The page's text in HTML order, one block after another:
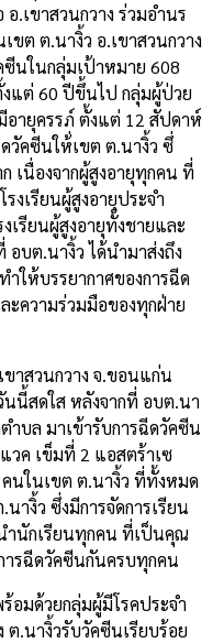
.เขาสวนกวาง ร่วมอำนร
ขต ต.นางิ้ว อ.เขาสวนกวาง
นในกลุ่มเป้าหมาย 608
แต่ 60 ปีขึ้นไป กลุ่มผู้ป่วย
ายุครรภ์ ตั้งแต่ 12 สัปดาห์
วัคซีนให้่เขต ต.นางิ้ว ซึ่
เนื่องจากผู้สูงอายุทุกคน ที่
งเรียนผู้สูงอายุประจำ
เรียนผู้สูงอายุทั้งชายและ
บต.นางิ้ว ได้นำมาส่งถึง
ำให้บรรยากาศของการฉีด
ความร่วมมือของทุกฝ่าย
าสวนกวาง จ.ขอนแก่น
นนี้สดใส หลังจากที่ อบต.นา
ำบล มาเข้ารับการฉีดวัคซีน
วค เข็มที่ 2 แอสตร้าเซ
นในเขต ต.นางิ้ว ที่ทั้งหมด
างิ้ว ซึ่งมีการจัดการเรียน
ำนักเรียนทุกคน ที่เป็นคุณ
รฉีดวัคซีนกันครบทุกคน
อมด้วยกลุ่มผู้มีโรคประจำ
ต.นางิ้วรับวัคซีนเรียบร้อย